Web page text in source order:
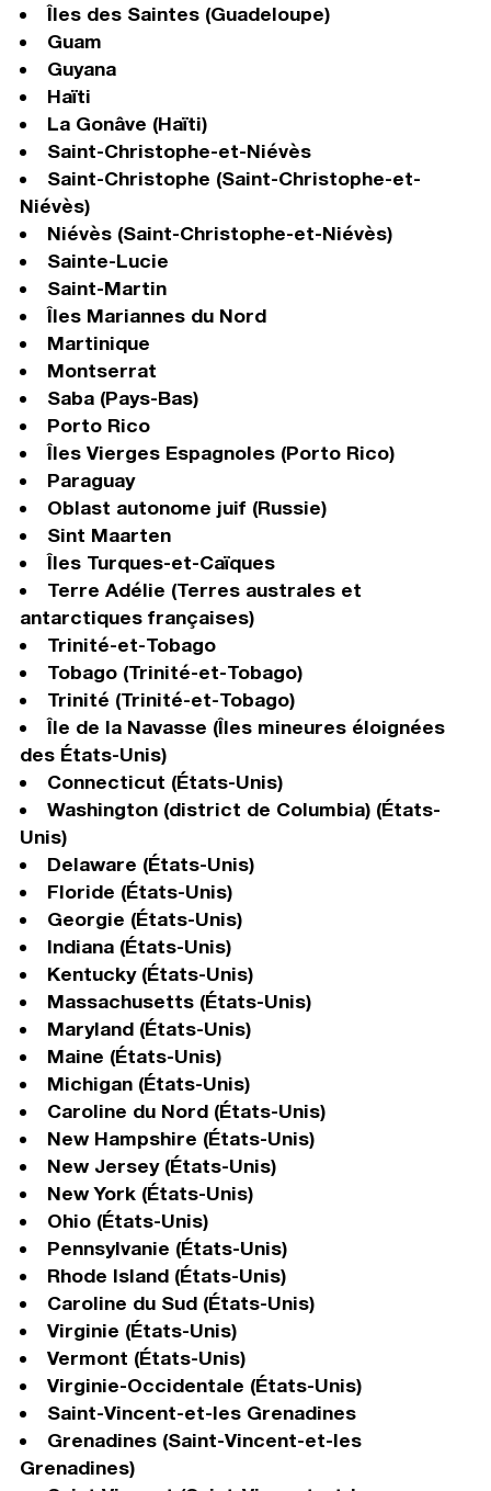
Îles des Saintes (Guadeloupe)
Guam
Guyana
Haïti
La Gonâve (Haïti)
Saint-Christophe-et-Niévès
Saint-Christophe (Saint-Christophe-et-
Niévès)
Niévès (Saint-Christophe-et-Niévès)
Sainte-Lucie
Saint-Martin
Îles Mariannes du Nord
Martinique
Montserrat
Saba (Pays-Bas)
Porto Rico
Îles Vierges Espagnoles (Porto Rico)
Paraguay
Oblast autonome juif (Russie)
Sint Maarten
Îles Turques-et-Caïques
Terre Adélie (Terres australes et
antarctiques françaises)
Trinité-et-Tobago
Tobago (Trinité-et-Tobago)
Trinité (Trinité-et-Tobago)
Île de la Navasse (Îles mineures éloignées
des États-Unis)
Connecticut (États-Unis)
Washington (district de Columbia) (États-
Unis)
Delaware (États-Unis)
Floride (États-Unis)
Georgie (États-Unis)
Indiana (États-Unis)
Kentucky (États-Unis)
Massachusetts (États-Unis)
Maryland (États-Unis)
Maine (États-Unis)
Michigan (États-Unis)
Caroline du Nord (États-Unis)
New Hampshire (États-Unis)
New Jersey (États-Unis)
New York (États-Unis)
Ohio (États-Unis)
Pennsylvanie (États-Unis)
Rhode Island (États-Unis)
Caroline du Sud (États-Unis)
Virginie (États-Unis)
Vermont (États-Unis)
Virginie-Occidentale (États-Unis)
Saint-Vincent-et-les Grenadines
Grenadines (Saint-Vincent-et-les
Grenadines)